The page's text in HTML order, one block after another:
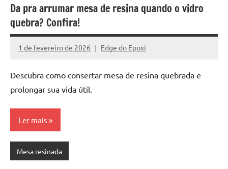
Da pra arrumar mesa de resina quando o vidro
quebra? Confira!
1 de fevereiro de 2026 Edge do Epoxi
Nenhum
Descubra como consertar mesa de resina quebrada e
prolongar sua vida útil.
Ler mais
Mesa resinada